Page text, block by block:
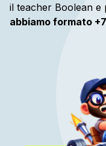
il teacher Boolean
abbiamo formato